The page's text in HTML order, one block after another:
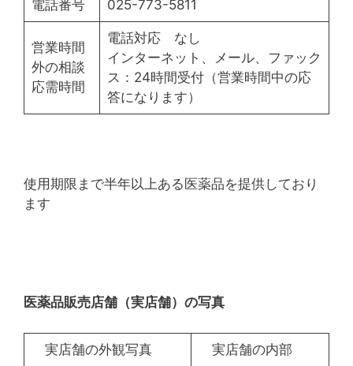
電話番号 025-773-5811
営業時間
外の相談
応需時間
電話対応 なし
インターネット、メール、ファック
ス：24時間受付（営業時間中の応
答になります）
使用期限まで半年以上ある医薬品を提供しており
ます
医薬品販売店舗（実店舗）の写真
実店舗の外観写真 実店舗の内部